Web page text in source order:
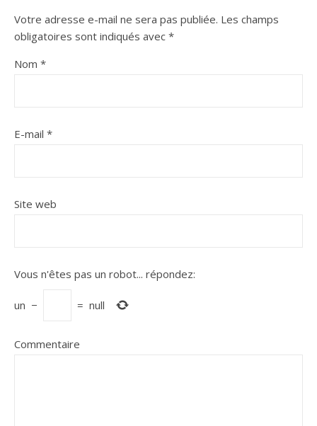
Votre adresse e-mail ne sera pas publiée. Les champs
obligatoires sont indiqués avec *
Nom *
E-mail *
Site web
Vous n'êtes pas un robot... répondez:
un − = null
Commentaire